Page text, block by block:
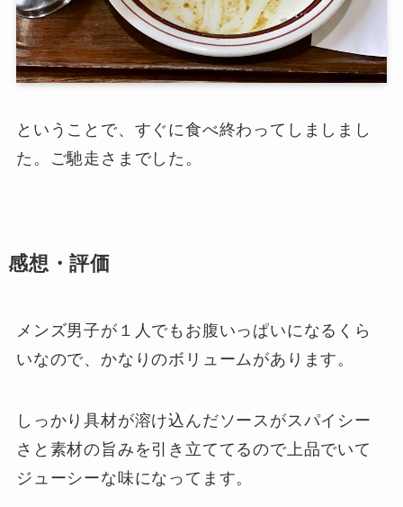
ということで、すぐに食べ終わってしましまし
た。ご馳走さまでした。
感想・評価
メンズ男子が１人でもお腹いっぱいになるくら
いなので、かなりのボリュームがあります。
しっかり具材が溶け込んだソースがスパイシー
さと素材の旨みを引き立ててるので上品でいて
ジューシーな味になってます。